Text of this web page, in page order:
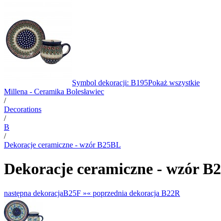
Symbol dekoracji: B195Pokaż wszystkie
Millena - Ceramika Bolesławiec
/
Decorations
/
B
/
Dekoracje ceramiczne - wzór B25BL
Dekoracje ceramiczne - wzór
następna dekoracjaB25F »« poprzednia dekoracja B22R